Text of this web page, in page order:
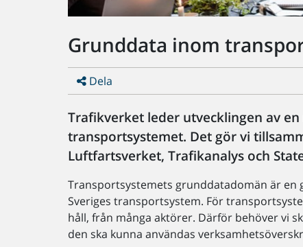
Grunddata inom
Dela
Trafikverket leder utvecklingen av
transportsystemet. Det gör vi
Luftfartsverket, Trafikanalys och
Transportsystemets grunddatadomän är
Sveriges transportsystem. För
håll, från många aktörer. Därför behöver vi
den ska kunna användas